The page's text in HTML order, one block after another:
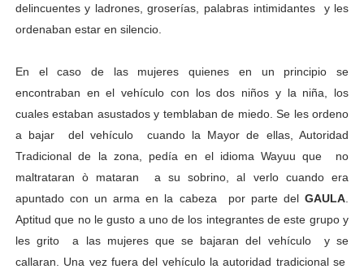
delincuentes y ladrones, groserías, palabras intimidantes y les
ordenaban estar en silencio.
En el caso de las mujeres quienes en un principio se
encontraban en el vehículo con los dos niños y la niña, los
cuales estaban asustados y temblaban de miedo. Se les ordeno
a bajar del vehículo cuando la Mayor de ellas, Autoridad
Tradicional de la zona, pedía en el idioma Wayuu que no
maltrataran ò mataran a su sobrino, al verlo cuando era
apuntado con un arma en la cabeza por parte delGAULA
Aptitud que no le gusto a uno de los integrantes de este grupo y
les grito a las mujeres que se bajaran del vehículo y se
callaran. Una vez fuera del vehículo la autoridad tradicional se